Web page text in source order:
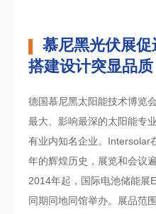
慕尼黑光伏展
搭建设计突显品质
德国慕尼黑太阳能技术博览
最大、影响最深的太阳能专
有业内知名企业。Intersolar
年的辉煌历史，展览和会议
2014年起，国际电池储能展
同期同地同馆举办。展品范